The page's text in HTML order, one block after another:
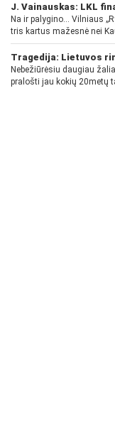
Na ir palygino... Vilniaus
tris kartus mažesnė nei
pinigų - nėra gerų žaidėjų...
Nebežiūrėsiu daugiau
pralošti jau kokių 20metų